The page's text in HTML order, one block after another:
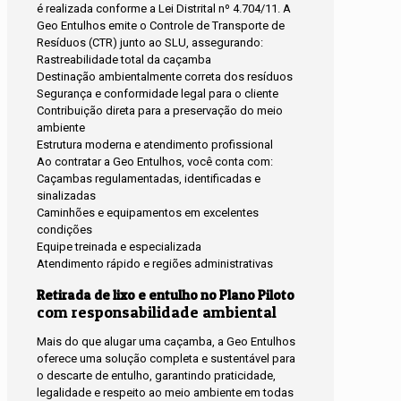
é realizada conforme a Lei Distrital nº 4.704/11. A
Geo Entulhos emite o Controle de Transporte de
Resíduos (CTR) junto ao SLU, assegurando:
Rastreabilidade total da caçamba
Destinação ambientalmente correta dos resíduos
Segurança e conformidade legal para o cliente
Contribuição direta para a preservação do meio
ambiente
Estrutura moderna e atendimento profissional
Ao contratar a Geo Entulhos, você conta com:
Caçambas regulamentadas, identificadas e
sinalizadas
Caminhões e equipamentos em excelentes
condições
Equipe treinada e especializada
Atendimento rápido e regiões administrativas
Retirada de lixo e entulho no Plano Piloto
com responsabilidade ambiental
Mais do que alugar uma caçamba, a Geo Entulhos
oferece uma solução completa e sustentável para
o descarte de entulho, garantindo praticidade,
legalidade e respeito ao meio ambiente em todas